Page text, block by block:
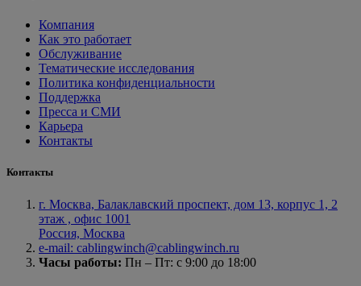
Компания
Как это работает
Обслуживание
Тематические исследования
Политика конфиденциальности
Поддержка
Пресса и СМИ
Карьера
Контакты
Контакты
г. Москва, Балаклавский проспект, дом 13, корпус 1, 2
этаж , офис 1001
Россия, Москва
e-mail: cablingwinch@cablingwinch.ru
Часы работы: Пн – Пт: с 9:00 до 18:00